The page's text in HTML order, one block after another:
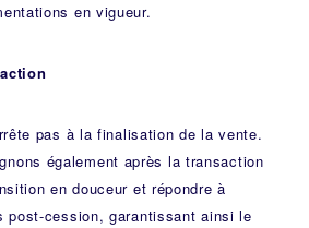
en vigueur.
pas à la finalisation de la vente.
également après la transaction
en douceur et répondre à
post-cession, garantissant ainsi le